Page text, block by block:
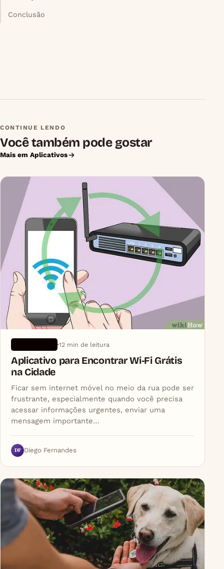
Conclusão
CONTINUE LENDO
Você também pode gostar
Mais em Aplicativos
12 min de leitura
Aplicativo para Encontrar Wi‑Fi Grátis
na Cidade
Ficar sem internet móvel no meio da rua pode ser
frustrante, especialmente quando você precisa
acessar informações urgentes, enviar uma
mensagem importante…
DF Diego Fernandes